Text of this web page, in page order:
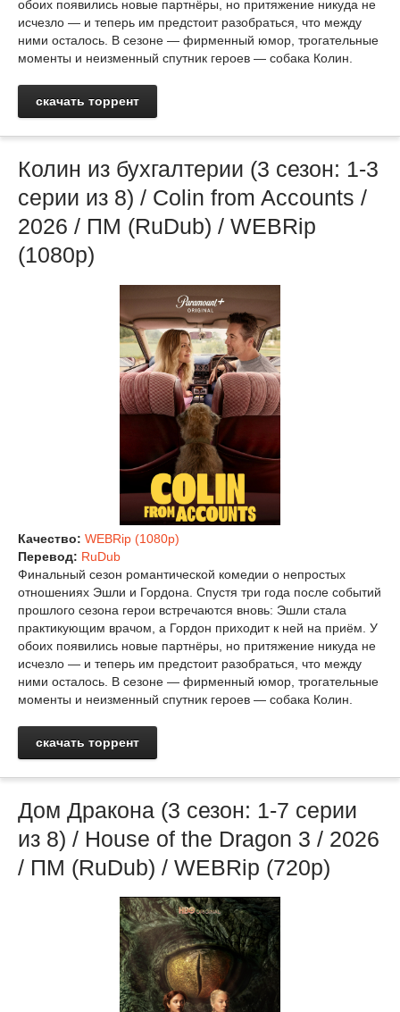
обоих появились новые партнёры, но притяжение никуда не
исчезло — и теперь им предстоит разобраться, что между
ними осталось. В сезоне — фирменный юмор, трогательные
моменты и неизменный спутник героев — собака Колин.
скачать торрент
Колин из бухгалтерии (3 сезон: 1-3
серии из 8) / Colin from Accounts /
2026 / ПМ (RuDub) / WEBRip
(1080р)
Качество: WEBRip (1080p)
Перевод: RuDub
Финальный сезон романтической комедии о непростых
отношениях Эшли и Гордона. Спустя три года после событий
прошлого сезона герои встречаются вновь: Эшли стала
практикующим врачом, а Гордон приходит к ней на приём. У
обоих появились новые партнёры, но притяжение никуда не
исчезло — и теперь им предстоит разобраться, что между
ними осталось. В сезоне — фирменный юмор, трогательные
моменты и неизменный спутник героев — собака Колин.
скачать торрент
Дом Дракона (3 сезон: 1-7 серии
из 8) / House of the Dragon 3 / 2026
/ ПМ (RuDub) / WEBRip (720р)